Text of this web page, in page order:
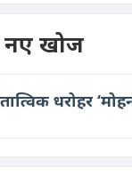
नए खोज
धरोहर